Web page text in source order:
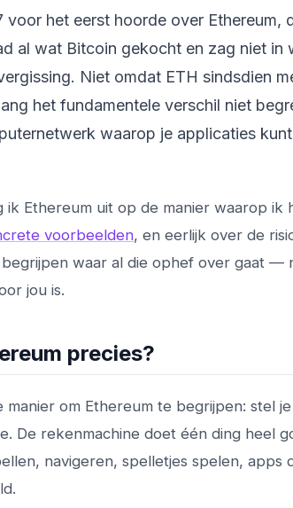
voor het eerst hoorde over
al wat Bitcoin gekocht en zag niet
Niet omdat ETH sindsdien
het fundamentele verschil niet
waarop je applicaties
ik Ethereum uit op de manier waarop
voorbeelden, en eerlijk over de
waar al die ophef over gaat —
jou is.
precies?
manier om Ethereum te begrijpen: stel
De rekenmachine doet één ding heel
navigeren, spelletjes spelen,